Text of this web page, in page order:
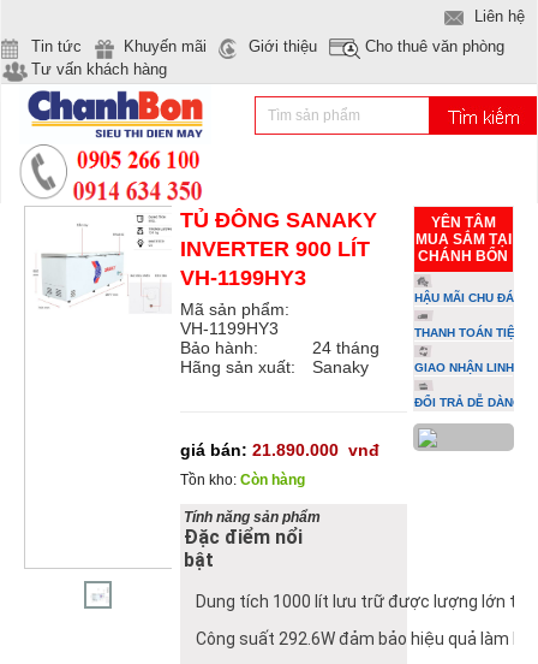
Liên hệ
Tin tức
Khuyến mãi Giới thiệu
Cho thuê văn phòng
Tư vấn khách hàng
TỦ ĐÔNG SANAKY
INVERTER 900 LÍT
VH-1199HY3
Mã sản phẩm:
VH-1199HY3
Bảo hành:
24 tháng
Hãng sản xuất:
Sanaky
giá bán: 21.890.000 vnđ
Tồn kho: Còn hàng
Tính năng sản phẩm
Đặc điểm nổi
bật
Dung tích 1000 lít lưu trữ được lượng lớn
Công suất 292.6W đảm bảo hiệu quả làm
YÊN TÂM
MUA SẮM TẠI
CHÁNH BỔN
HẬU MÃI CHU ĐÁO
THANH TOÁN TIỆN
GIAO NHẬN LINH
ĐỔI TRẢ DỄ DÀNG